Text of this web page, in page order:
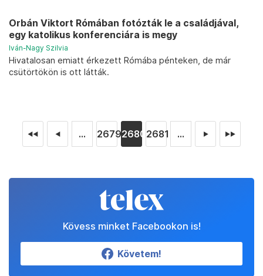
Orbán Viktort Rómában fotózták le a családjával,
egy katolikus konferenciára is megy
Iván-Nagy Szilvia
Hivatalosan emiatt érkezett Rómába pénteken, de már
csütörtökön is ott látták.
◄◄ ◄ ... 26792680 2681 ... ► ►►
Kövess minket Facebookon is!
Követem!